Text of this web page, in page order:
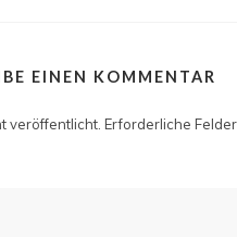
EINEN KOMMENTAR
veröffentlicht. Erforderliche